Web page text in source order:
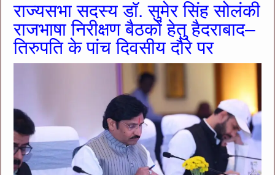
राज्यसभा सदस्य डॉ. सुमेर सिंह सोलंकी
राजभाषा निरीक्षण बैठकों हेतु हैदराबाद–
तिरुपति के पांच दिवसीय दौरे पर